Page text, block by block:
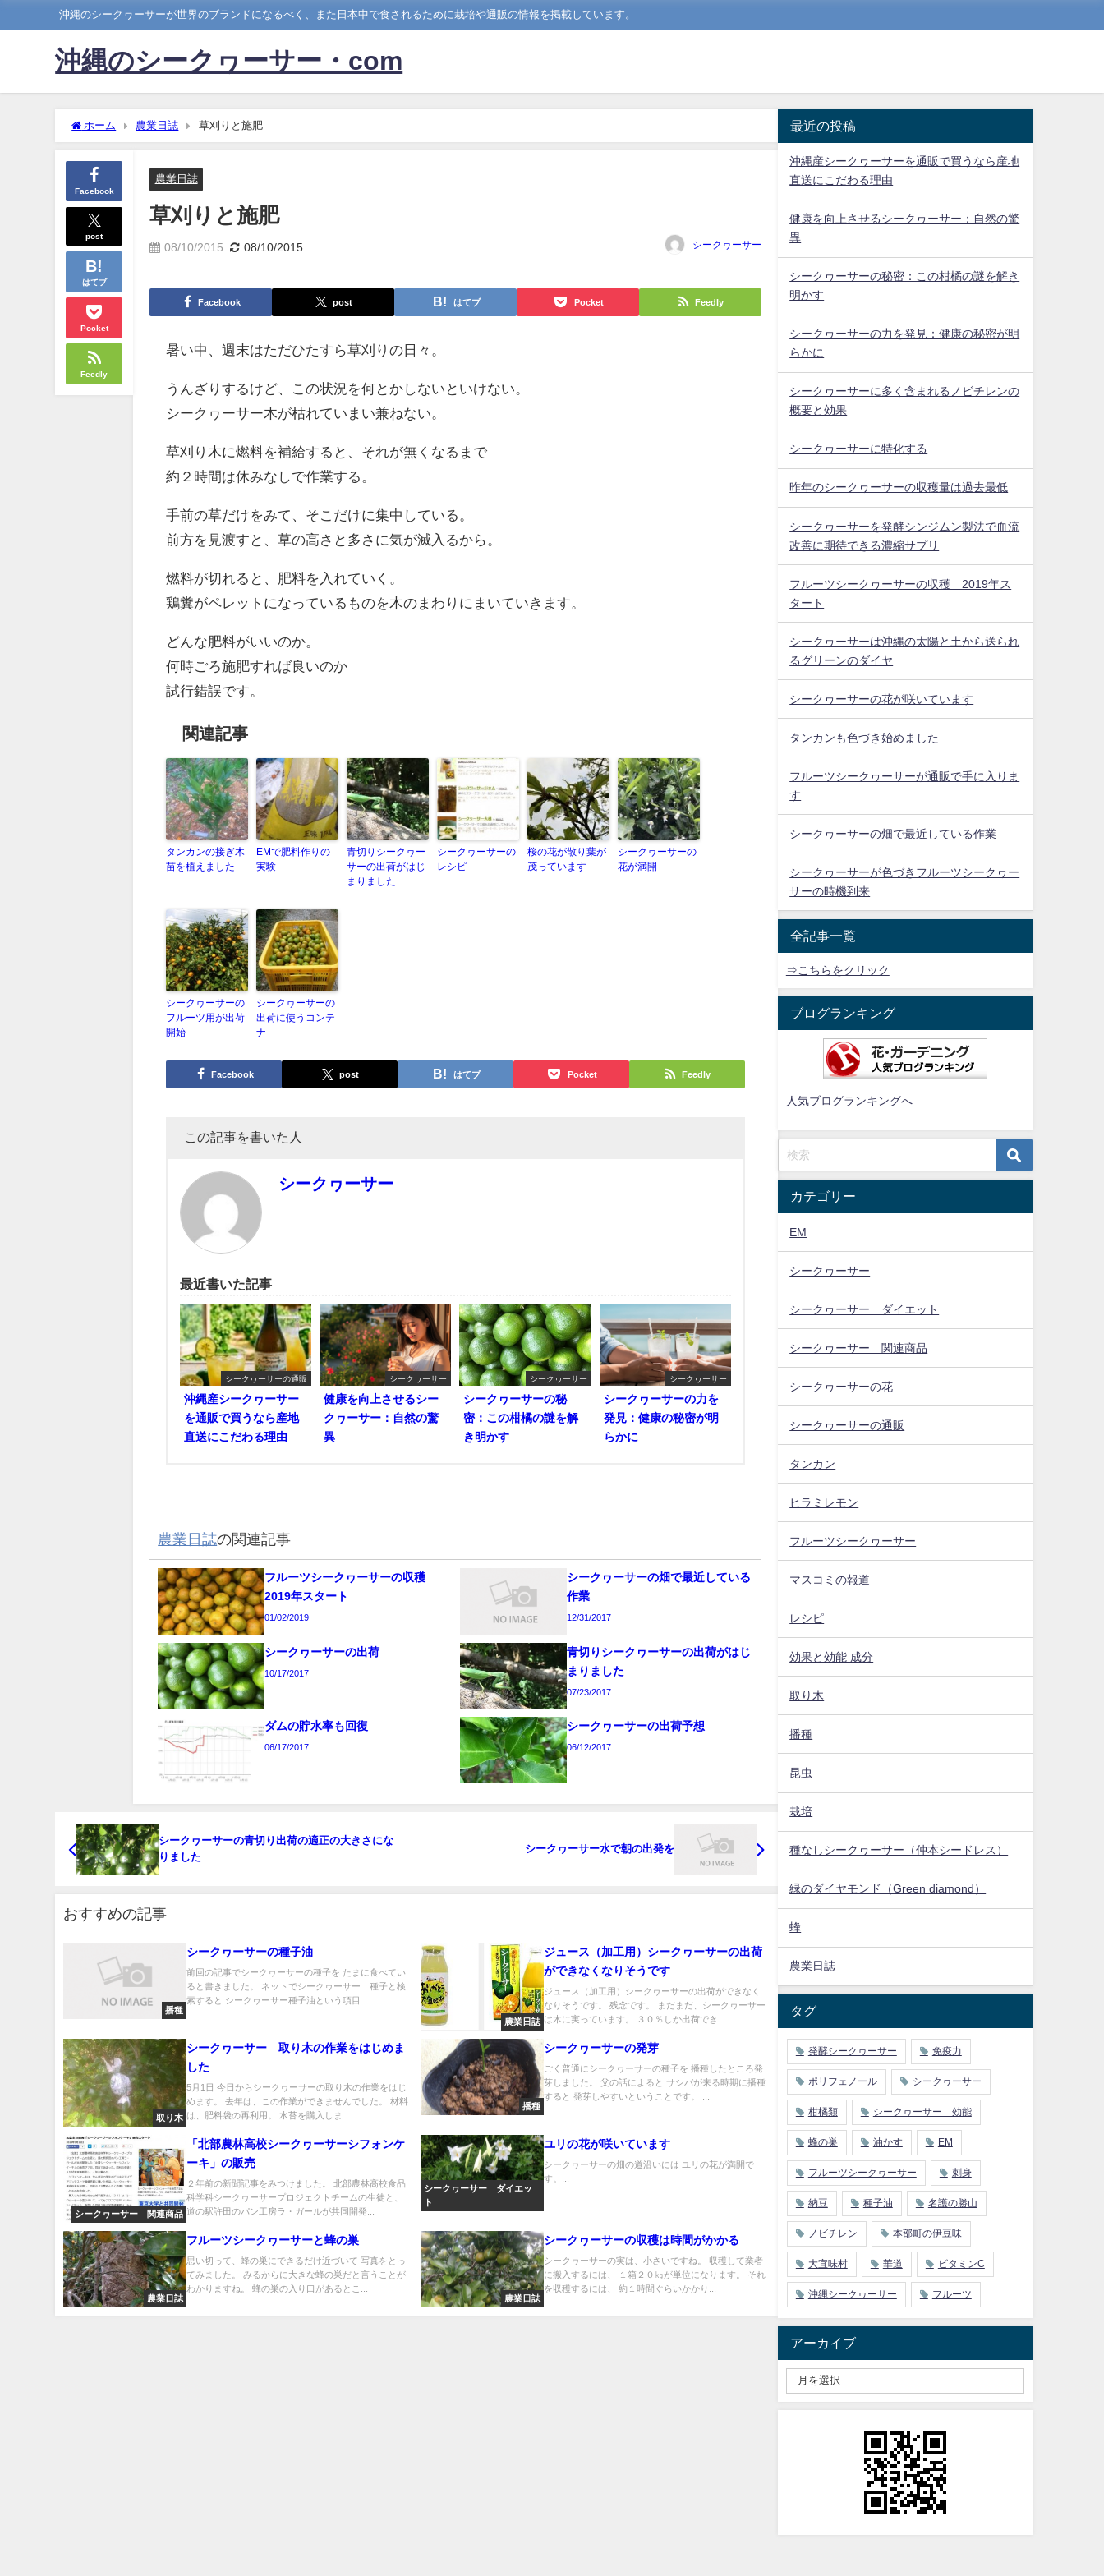
沖縄のシークヮーサーが世界のブランドになるべく、また日本中で食されるために栽培や通販の情報を掲載しています。
沖縄のシークヮーサー・com
ホーム 農業日誌 草刈りと施肥
Facebook
post
はてブ
Pocket
Feedly
農業日誌
草刈りと施肥
08/10/2015 08/10/2015 シークヮーサー
Facebook post はてブ Pocket Feedly
暑い中、週末はただひたすら草刈りの日々。
うんざりするけど、この状況を何とかしないといけない。
シークヮーサー木が枯れていまい兼ねない。
草刈り木に燃料を補給すると、それが無くなるまで
約２時間は休みなしで作業する。
手前の草だけをみて、そこだけに集中している。
前方を見渡すと、草の高さと多さに気が滅入るから。
燃料が切れると、肥料を入れていく。
鶏糞がペレットになっているものを木のまわりにまいていきます。
どんな肥料がいいのか。
何時ごろ施肥すれば良いのか
試行錯誤です。
関連記事
タンカンの接ぎ木
苗を植えました
EMで肥料作りの
実験
青切りシークヮー
サーの出荷がはじ
まりました
シークヮーサーの
レシピ
桜の花が散り葉が
茂っています
シークヮーサーの
花が満開
シークヮーサーの
フルーツ用が出荷
開始
シークヮーサーの
出荷に使うコンテ
ナ
Facebook post はてブ Pocket Feedly
この記事を書いた人
シークヮーサー
最近書いた記事
シークヮーサーの通販
沖縄産シークヮーサー
を通販で買うなら産地
直送にこだわる理由
シークヮーサー
健康を向上させるシー
クヮーサー：自然の驚
異
シークヮーサー
シークヮーサーの秘
密：この柑橘の謎を解
き明かす
シークヮーサー
シークヮーサーの力を
発見：健康の秘密が明
らかに
農業日誌の関連記事
フルーツシークヮーサーの収穫
2019年スタート
01/02/2019
シークヮーサーの畑で最近している
作業
12/31/2017
シークヮーサーの出荷
10/17/2017
青切りシークヮーサーの出荷がはじ
まりました
07/23/2017
ダムの貯水率も回復
06/17/2017
シークヮーサーの出荷予想
06/12/2017
シークヮーサーの青切り出荷の適正の大きさにな
りました
シークヮーサー水で朝の出発を
おすすめの記事
播種
シークヮーサーの種子油
前回の記事でシークヮーサーの種子を たまに食べてい
ると書きました。 ネットでシークヮーサー 種子と検
索すると シークヮーサー種子油という項目...
農業日誌
ジュース（加工用）シークヮーサーの出荷
ができなくなりそうです
ジュース（加工用）シークヮーサーの出荷ができなく
なりそうです。 残念です。 まだまだ、シークヮーサー
は木に実っています。 ３０％しか出荷でき...
取り木
シークヮーサー 取り木の作業をはじめま
した
5月1日 今日からシークヮーサーの取り木の作業をはじ
めます。 去年は、この作業ができませんでした。 材料
は、肥料袋の再利用。 水苔を購入しま...
播種
シークヮーサーの発芽
ごく普通にシークヮーサーの種子を 播種したところ発
芽しました。 父の話によると サシバが来る時期に播種
すると 発芽しやすいということです。 ...
シークヮーサー 関連商品
「北部農林高校シークヮーサーシフォンケ
ーキ」の販売
２年前の新聞記事をみつけました。 北部農林高校食品
科学科シークヮーサープロジェクトチームの生徒と、
道の駅許田のパン工房ラ・ガールが共同開発...
シークヮーサー ダイエッ
ト
ユリの花が咲いています
シークヮーサーの畑の道沿いには ユリの花が満開で
す。...
農業日誌
フルーツシークヮーサーと蜂の巣
思い切って、蜂の巣にできるだけ近づいて 写真をとっ
てみました。 みるからに大きな蜂の巣だと言うことが
わかりますね。 蜂の巣の入り口があるとこ...
農業日誌
シークヮーサーの収穫は時間がかかる
シークヮーサーの実は、小さいですね。 収穫して業者
に搬入するには、 １箱２０㎏が単位になります。 それ
を収穫するには、 約１時間ぐらいかかり...
最近の投稿
沖縄産シークヮーサーを通販で買うなら産地
直送にこだわる理由
健康を向上させるシークヮーサー：自然の驚
異
シークヮーサーの秘密：この柑橘の謎を解き
明かす
シークヮーサーの力を発見：健康の秘密が明
らかに
シークヮーサーに多く含まれるノビチレンの
概要と効果
シークヮーサーに特化する
昨年のシークヮーサーの収穫量は過去最低
シークヮーサーを発酵シンジムン製法で血流
改善に期待できる濃縮サプリ
フルーツシークヮーサーの収穫 2019年ス
タート
シークヮーサーは沖縄の太陽と土から送られ
るグリーンのダイヤ
シークヮーサーの花が咲いています
タンカンも色づき始めました
フルーツシークヮーサーが通販で手に入りま
す
シークヮーサーの畑で最近している作業
シークヮーサーが色づきフルーツシークヮー
サーの時機到来
全記事一覧
⇒こちらをクリック
ブログランキング
人気ブログランキングへ
カテゴリー
EM
シークヮーサー
シークヮーサー ダイエット
シークヮーサー 関連商品
シークヮーサーの花
シークヮーサーの通販
タンカン
ヒラミレモン
フルーツシークヮーサー
マスコミの報道
レシピ
効果と効能 成分
取り木
播種
昆虫
栽培
種なしシークヮーサー（仲本シードレス）
緑のダイヤモンド（Green diamond）
蜂
農業日誌
タグ
発酵シークヮーサー 免疫力
ポリフェノール シークヮーサー
柑橘類 シークヮーサー 効能
蜂の巣 油かす EM
フルーツシークヮーサー 刺身
納豆 種子油 名護の勝山
ノビチレン 本部町の伊豆味
大宜味村 華道 ビタミンC
沖縄シークヮーサー フルーツ
アーカイブ